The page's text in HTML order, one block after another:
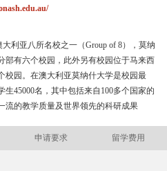
利亚八所名校之一（Group of 8），莫纳
部有六个校园，此外另有校园位于马来西
校园。在澳大利亚莫纳什大学是校园最
45000名，其中包括来自100多个国家的
流的教学质量及世界领先的科研成果
申请要求 留学费用